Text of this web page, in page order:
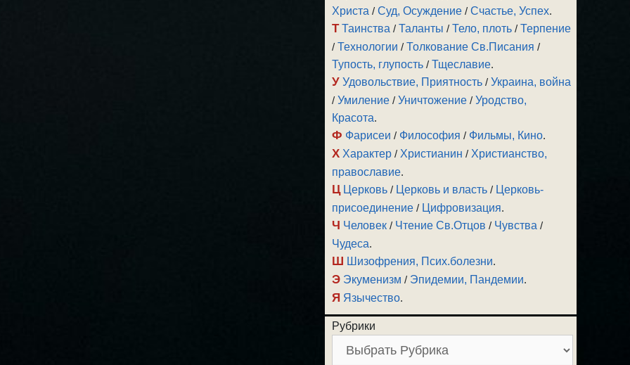
Христа /Суд, Осуждение /Счастье, Успех.
Т Таинства /Таланты /Тело, плоть /Терпение
/Технологии /Толкование Св.Писания /
Тупость, глупость /Тщеславие.
У Удовольствие, Приятность /Украина, война
/Умиление /Уничтожение /Уродство,
Красота.
Ф Фарисеи / Философия / Фильмы, Кино.
Х Характер / Христианин / Христианство,
православие.
Ц Церковь / Церковь и власть / Церковь-
присоединение / Цифровизация.
Ч Человек / Чтение Св.Отцов / Чувства /
Чудеса.
Ш Шизофрения, Псих.болезни.
Э Экуменизм / Эпидемии, Пандемии.
Я Язычество.
Рубрики